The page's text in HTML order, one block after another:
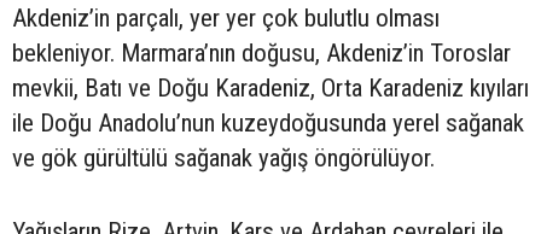
Akdeniz’in parçalı, yer yer çok bulutlu olması
bekleniyor. Marmara’nın doğusu, Akdeniz’in Toroslar
mevkii, Batı ve Doğu Karadeniz, Orta Karadeniz kıyıları
ile Doğu Anadolu’nun kuzeydoğusunda yerel sağanak
ve gök gürültülü sağanak yağış öngörülüyor.